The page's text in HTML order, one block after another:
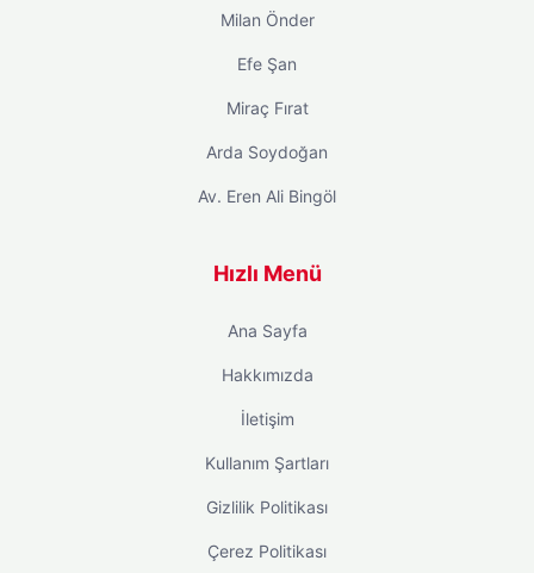
Milan Önder
Efe Şan
Miraç Fırat
Arda Soydoğan
Av. Eren Ali Bingöl
Hızlı Menü
Ana Sayfa
Hakkımızda
İletişim
Kullanım Şartları
Gizlilik Politikası
Çerez Politikası